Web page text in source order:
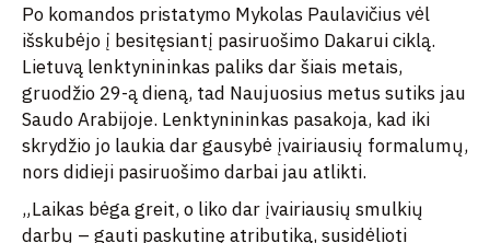
Po komandos pristatymo Mykolas Paulavičius vėl
išskubėjo į besitęsiantį pasiruošimo Dakarui ciklą.
Lietuvą lenktynininkas paliks dar šiais metais,
gruodžio 29-ą dieną, tad Naujuosius metus sutiks jau
Saudo Arabijoje. Lenktynininkas pasakoja, kad iki
skrydžio jo laukia dar gausybė įvairiausių formalumų,
nors didieji pasiruošimo darbai jau atlikti.
„Laikas bėga greit, o liko dar įvairiausių smulkių
darbų – gauti paskutinę atributiką, susidėlioti